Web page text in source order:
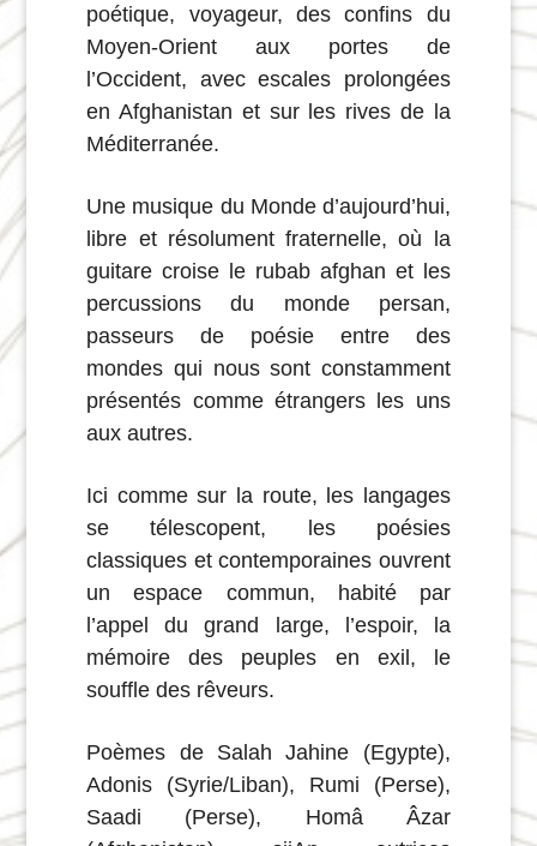
poétique, voyageur, des confins du
Moyen-Orient aux portes de
l’Occident, avec escales prolongées
en Afghanistan et sur les rives de la
Méditerranée.
Une musique du Monde d’aujourd’hui,
libre et résolument fraternelle, où la
guitare croise le rubab afghan et les
percussions du monde persan,
passeurs de poésie entre des
mondes qui nous sont constamment
présentés comme étrangers les uns
aux autres.
Ici comme sur la route, les langages
se télescopent, les poésies
classiques et contemporaines ouvrent
un espace commun, habité par
l’appel du grand large, l’espoir, la
mémoire des peuples en exil, le
souffle des rêveurs.
Poèmes de Salah Jahine (Egypte),
Adonis (Syrie/Liban), Rumi (Perse),
Saadi (Perse), Homâ Âzar